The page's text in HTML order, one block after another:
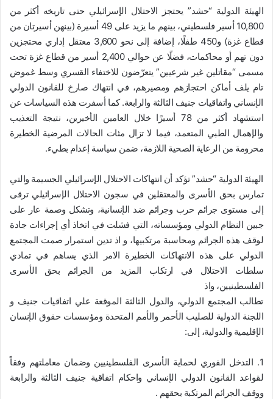
الهيئة الدولية “حشد” يحتجز الاحتلال الإسرائيلي حتى تاريخه أكثر من
10,800 أسير فلسطيني، بينهم ما يزيد على 49 أسيرة (بينهن أسيرتان من
قطاع غزة) و450 طفلًا، إضافة إلى نحو 3,600 معتقل إداري محتجزين
دون تهم أو محاكمات، فضلًا عن حوالي 2,400 أسير من قطاع غزة تحت
مسمى “مقاتلين غير شرعيين” يتعرّضون للاختفاء القسري وسط غموض
تام يلف أماكن احتجازهم ومصيرهم، في انتهاك صارخ للقانون الدولي
الإنساني واتفاقيات جنيف الثالثة والرابعة. كما أسفرت هذه السياسات عن
استشهاد أكثر من 78 أسيرًا خلال العامين الأخيرين، نتيجة التعذيب
والإهمال الطبي المتعمد، فيما لا تزال مئات الحالات المرضية الخطيرة
محرومة من الرعاية الصحية اللازمة، ضمن سياسة إعدام بطيء.
الهيئة الدولية “حشد” تؤكد أن انتهاكات الاحتلال الإسرائيلي الجسيمة والتي
تمارس بحق الأسرى والمعتقلين في سجون الاحتلال الإسرائيلي ترقى
إلى مستوى جرائم حرب وجرائم ضد الإنسانية، وتشكل وصمة عار على
جبين النظام الدولي ومؤسساته، التي فشلت في اتخاذ أي إجراءات جادة
لوقف هذه الجرائم ومحاسبة مرتكبيها، و اذ تدين استمرار صمت المجتمع
الدولي على هذه الانتهاكات الخطيرة الامر الذي يساهم في تمادي
سلطات الاحتلال في ارتكاب المزيد من الجرائم بحق الأسرى
الفلسطينيين، واذ
تطالب المجتمع الدولي، والدول الثالثة الموقعة علي اتفاقيات جنيف و
اللجنة الدولية للصليب الأحمر والأمم المتحدة ومؤسسات حقوق الإنسان
الإقليمية والدولية، إلى:
1. التدخل الفوري لحماية الأسرى الفلسطينيين وضمان معاملتهم وفقاً
لقواعد القانون الدولي الإنساني واحكام اتفاقية جنيف الثالثة والرابعة
ووقف الجرائم المرتكبة بحقهم .